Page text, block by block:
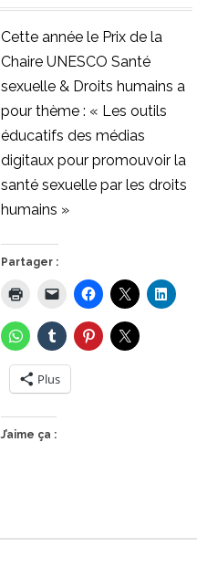
Cette année le Prix de la
Chaire UNESCO Santé
sexuelle & Droits humains a
pour thème : « Les outils
éducatifs des médias
digitaux pour promouvoir la
santé sexuelle par les droits
humains »
Partager :
Plus
J’aime ça :